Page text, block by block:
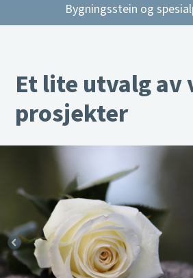
Bygningsstein og
Et lite utvalg av
prosjekter